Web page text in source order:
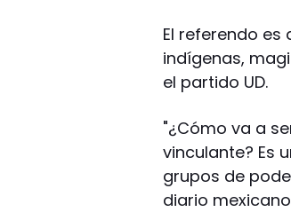
El referendo
indígenas,
el partido UD.
"¿Cómo va a
vinculante? Es
grupos de
diario